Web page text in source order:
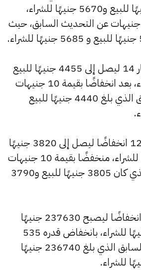
حيث بلغ 5730 جنيهًا للبيع و5670 جنيهًا للشراء،
منخفضًا بمقدار 15 جنيهات عن التحديث السابق، حيث
كما انخفض سعر عيار 14 ليصل إلى 4455 جنيهًا للبيع
و4410 جنيهًا للشراء، بعد انخفاضًا بقيمة 10 جنيهات
مقارنة بالسعر السابق الذي بلغ 4440 جنيهًا للبيع
كما سجل سعر عيار 12 انخفاضًا ليصل إلى 3820 جنيهًا
للبيع و3780 جنيهًا للشراء، منخفضًا بقيمة 10 جنيهات
عن السعر السابق الذي كان 3805 جنيهًا للبيع و3790
وشهد سعر الاونصة انخفاضًا ليصبح 237630 جنيهًا
للبيع و235140 جنيهًا للشراء، بانخفاض قدره 535
جنيهات عن السعر السابق الذي بلغ 236740 جنيهًا